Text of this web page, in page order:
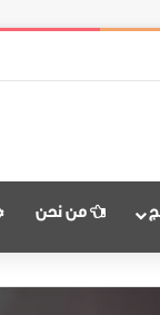
من نحن